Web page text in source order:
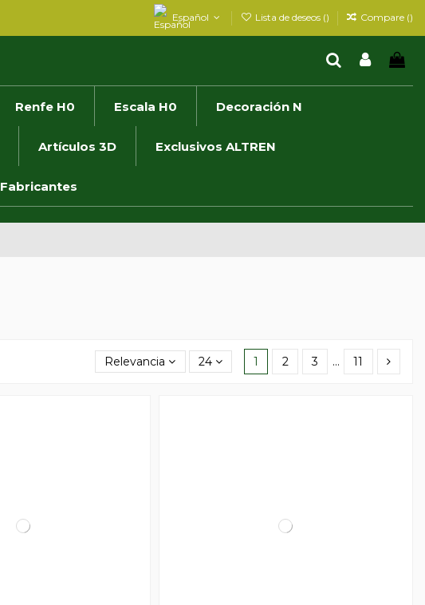
Español Lista de deseos () Compare ()
Renfe H0 Escala H0 Decoración N
Artículos 3D Exclusivos ALTREN
Fabricantes
Relevancia 24 1 2 3 … 11